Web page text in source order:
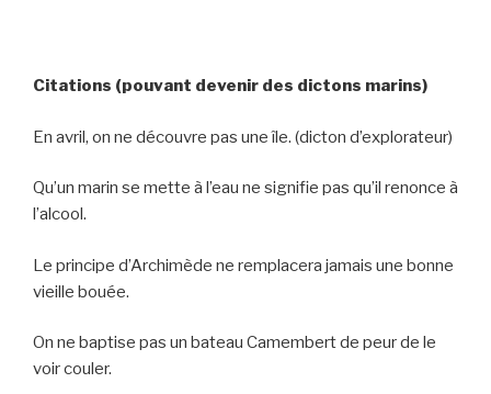
Citations (pouvant devenir des dictons marins)
En avril, on ne découvre pas une île. (dicton d’explorateur)
Qu’un marin se mette à l’eau ne signifie pas qu’il renonce à
l’alcool.
Le principe d’Archimède ne remplacera jamais une bonne
vieille bouée.
On ne baptise pas un bateau Camembert de peur de le
voir couler.